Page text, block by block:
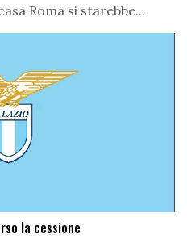
Roma si starebbe...
la cessione